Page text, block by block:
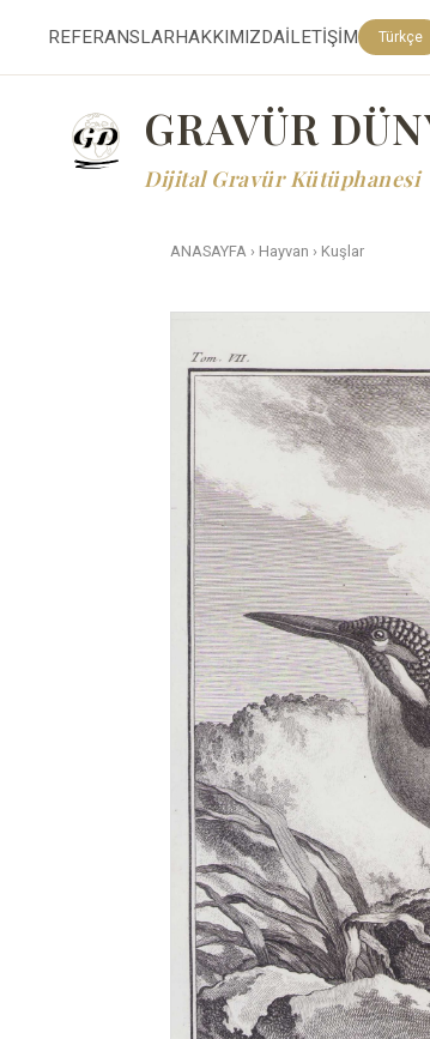
REFERANSLARHAKKIMIZDAİLETİŞİM Türkçe
GRAVÜR
Dijital Gravür Kütüphanesi
ANASAYFA › Hayvan › Kuşlar